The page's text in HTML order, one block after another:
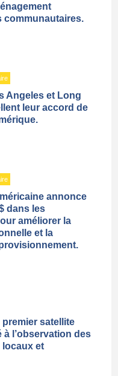
communautaires.
Angeles et Long
leur accord de
annonce
dans les
améliorer la
et la
satellite
l’observation des
et